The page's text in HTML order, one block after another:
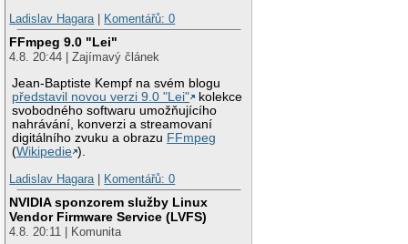
Ladislav Hagara
Komentářů: 0
FFmpeg 9.0 "Lei"
4.8. 20:44 | Zajímavý článek
Jean-Baptiste Kempf na svém blogu
představil novou verzi 9.0 "Lei"
kolekce
svobodného softwaru umožňujícího
nahrávání, konverzi a streamovaní
digitálního zvuku a obrazu FFmpeg
(Wikipedie ).
Ladislav Hagara
Komentářů: 0
NVIDIA sponzorem služby Linux
Vendor Firmware Service (LVFS)
4.8. 20:11 | Komunita